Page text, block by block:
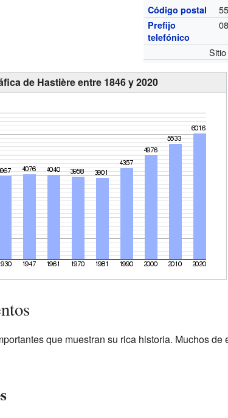
Código postal
Prefijo
telefónico
de Hastière entre 1846 y 2020
que muestran su rica historia. Muchos de